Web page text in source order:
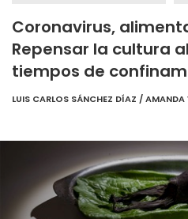
Coronavirus,
Repensar la cultura
tiempos de